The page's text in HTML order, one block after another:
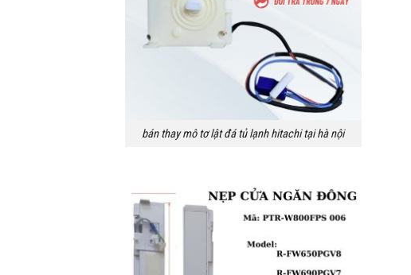
bán thay mô tơ lật đá tủ lạnh hitachi tại hà nội